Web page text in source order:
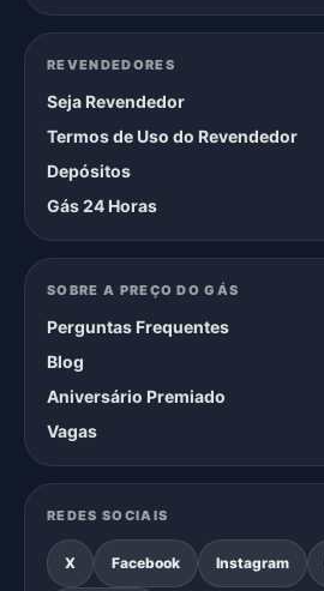
REVENDEDORES
Seja Revendedor
Termos de Uso do Revendedor
Depósitos
Gás 24 Horas
SOBRE A PREÇO DO GÁS
Perguntas Frequentes
Blog
Aniversário Premiado
Vagas
REDES SOCIAIS
X Facebook Instagram